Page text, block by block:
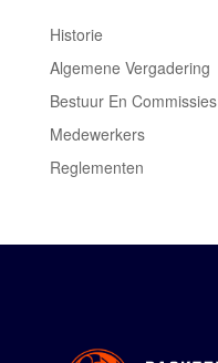
Historie
Algemene Vergadering
Bestuur En Commissies
Medewerkers
Reglementen